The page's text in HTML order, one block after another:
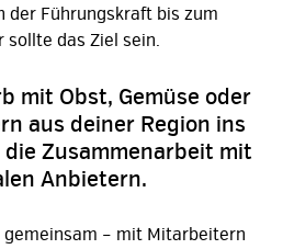
der Führungskraft bis zum
sollte das Ziel sein.
mit Obst, Gemüse oder
aus deiner Region ins
Zusammenarbeit mit
­Anbietern.
gemeinsam – mit Mitarbeitern